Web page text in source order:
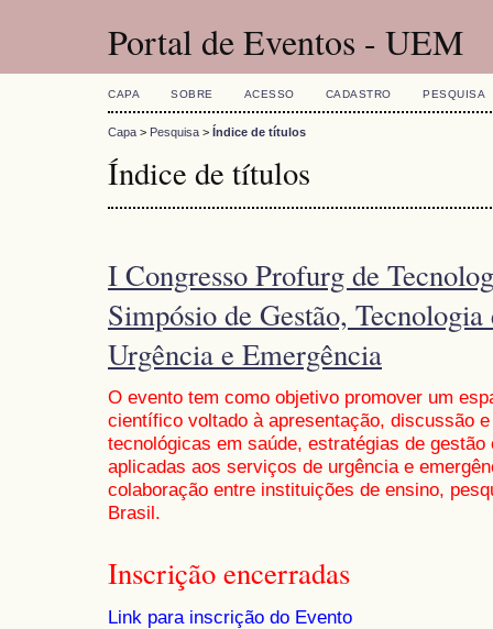
Portal de Eventos - UEM
CAPA SOBRE ACESSO CADASTRO PESQUISA
Capa > Pesquisa > Índice de títulos
Índice de títulos
I Congresso Profurg de
Simpósio de Gestão,
Urgência e Emergência
O evento tem como objetivo promover um
científico voltado à apresentação, discussão
tecnológicas em saúde, estratégias de
aplicadas aos serviços de urgência e
colaboração entre instituições de ensino,
Brasil.
Inscrição encerradas
Link para inscrição do Evento